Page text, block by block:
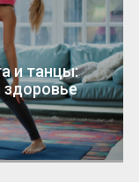
и танцы:
здоровье